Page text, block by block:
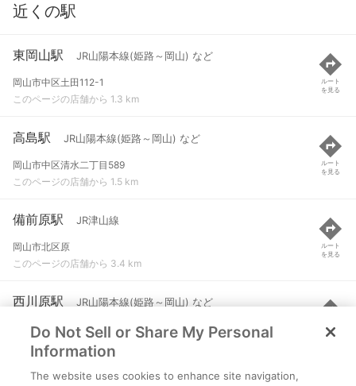
近くの駅
東岡山駅 JR山陽本線(姫路～岡山) など
岡山市中区土田112-1
このページの店舗から 1.3 km
ルート
を見る
高島駅 JR山陽本線(姫路～岡山) など
岡山市中区清水二丁目589
このページの店舗から 1.5 km
ルート
を見る
備前原駅 JR津山線
岡山市北区原
このページの店舗から 3.4 km
ルート
を見る
西川原駅 JR山陽本線(姫路～岡山) など
岡山市中区西川原一丁目203-17
このページの店舗から 3.5 km
ルート
を見る
Do Not Sell or Share My Personal
Information
The website uses cookies to enhance site navigation,